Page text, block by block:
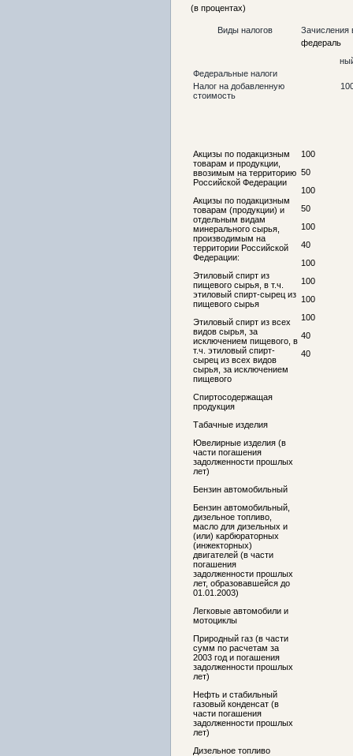
(в процентах)
Виды налогов
Зачисления
федераль
Федеральные налоги
Налог на добавленную
стоимость
Акцизы по подакцизным
товарам и продукции,
ввозимым на территорию
Российской Федерации
Акцизы по подакцизным
товарам (продукции) и
отдельным видам
минерального сырья,
производимым на
территории Российской
Федерации:
Этиловый спирт из
пищевого сырья, в т.ч.
этиловый спирт-сырец из
пищевого сырья
Этиловый спирт из всех
видов сырья, за
исключением пищевого, в
т.ч. этиловый спирт-
сырец из всех видов
сырья, за исключением
пищевого
Спиртосодержащая
продукция
Табачные изделия
Ювелирные изделия (в
части погашения
задолженности прошлых
лет)
Бензин автомобильный
Бензин автомобильный,
дизельное топливо,
масло для дизельных и
(или) карбюраторных
(инжекторных)
двигателей (в части
погашения
задолженности прошлых
лет, образовавшейся до
01.01.2003)
Легковые автомобили и
мотоциклы
Природный газ (в части
сумм по расчетам за
2003 год и погашения
задолженности прошлых
лет)
Нефть и стабильный
газовый конденсат (в
части погашения
задолженности прошлых
лет)
Дизельное топливо
100
50
100
50
100
40
100
100
100
100
40
40